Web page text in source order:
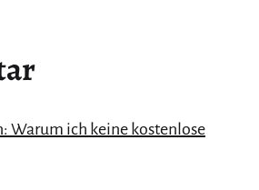
Warum ich keine kostenlose